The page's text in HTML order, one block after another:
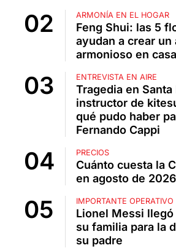
ARMONÍA EN EL HOGAR
Feng Shui: las 5
ayudan a crear un
armonioso en casa
ENTREVISTA EN AIRE
Tragedia en Santa
instructor de
qué pudo haber
Fernando Cappi
PRECIOS
Cuánto cuesta la
en agosto de
IMPORTANTE OPERATIVO
Lionel Messi llegó
su familia para la
su padre